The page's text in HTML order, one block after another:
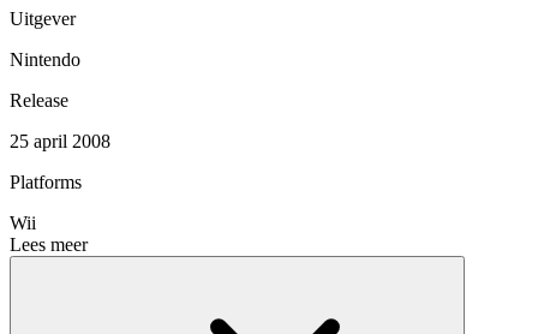
Uitgever
Nintendo
Release
25 april 2008
Platforms
Wii
Lees meer